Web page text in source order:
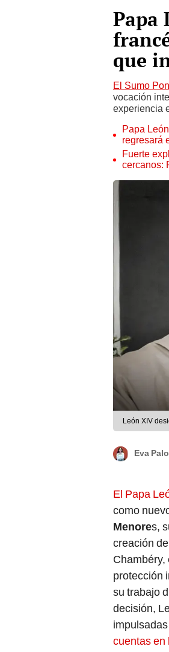
Papa
que
El Sumo
vocación
experiencia
Papa
regresará
Fuerte
cercanos:
León XIV
Eva
El Papa
como
Menores,
creación
Chambéry,
protección
su trabajo
decisión,
cuentas en